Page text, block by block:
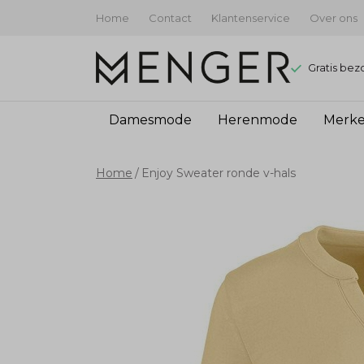
Home Contact Klantenservice Over ons
Gratis
Damesmode Herenmode
Enjoy
Sweater
Home Enjoy Sweater ronde v-hals